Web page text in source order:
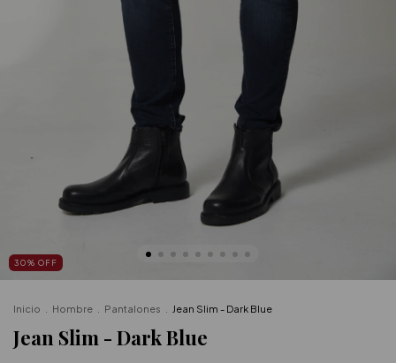
30% OFF
Inicio Hombre Pantalones Jean Slim - Dark Blue
Jean Slim - Dark Blue